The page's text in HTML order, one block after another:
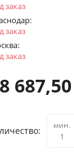
заказ
заказ
заказ
687,50
мин.
1